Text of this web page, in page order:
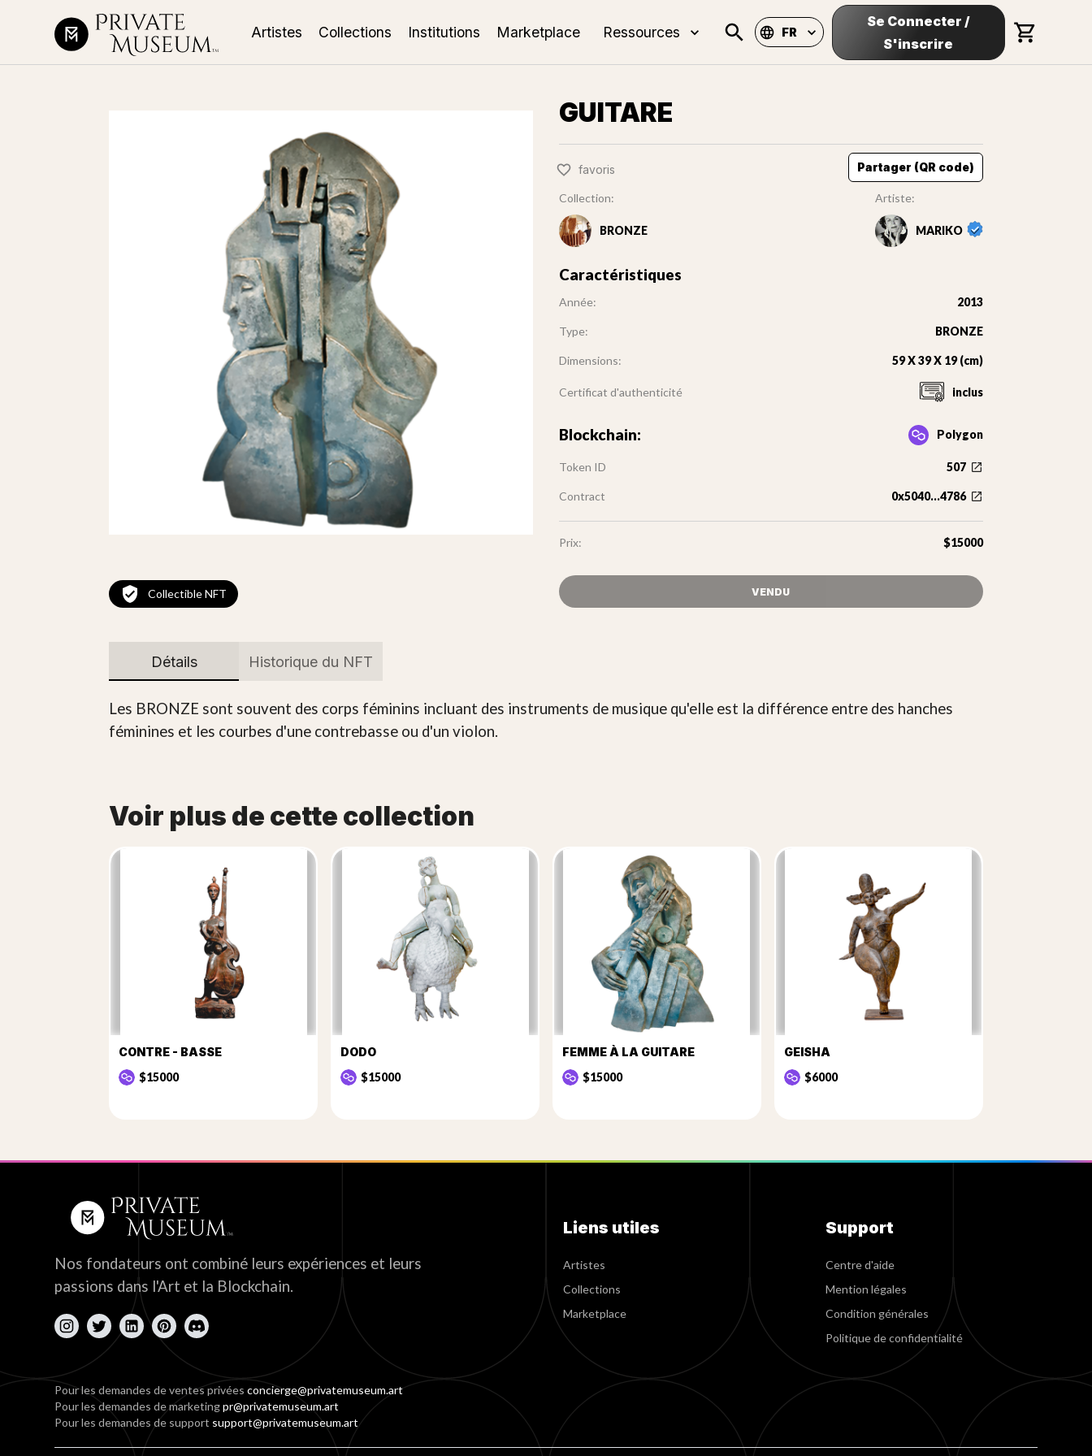
Artistes Collections Institutions Marketplace Ressources FR
Se Connecter /
S'inscrire
Collectible NFT
GUITARE
favoris Partager (QR code)
Collection:
BRONZE
Artiste:
MARIKO
Caractéristiques
Année: 2013
Type: BRONZE
Dimensions: 59 X 39 X 19 (cm)
Certificat d'authenticité inclus
Blockchain: Polygon
Token ID 507
Contract 0x5040...4786
Prix: $15000
VENDU
Détails Historique du NFT
Les BRONZE sont souvent des corps féminins incluant des instruments de musique qu'elle est la différence entre des hanches
féminines et les courbes d'une contrebasse ou d'un violon.
Voir plus de cette collection
CONTRE - BASSE
$15000
DODO
$15000
FEMME À LA GUITARE
$15000
GEISHA
$6000
Nos fondateurs ont combiné leurs expériences et leurs
passions dans l'Art et la Blockchain.
Liens utiles
Artistes
Collections
Marketplace
Support
Centre d'aide
Mention légales
Condition générales
Politique de confidentialité
Pour les demandes de ventes privéesconcierge@privatemuseum.art
Pour les demandes de marketingpr@privatemuseum.art
Pour les demandes de support support@privatemuseum.art